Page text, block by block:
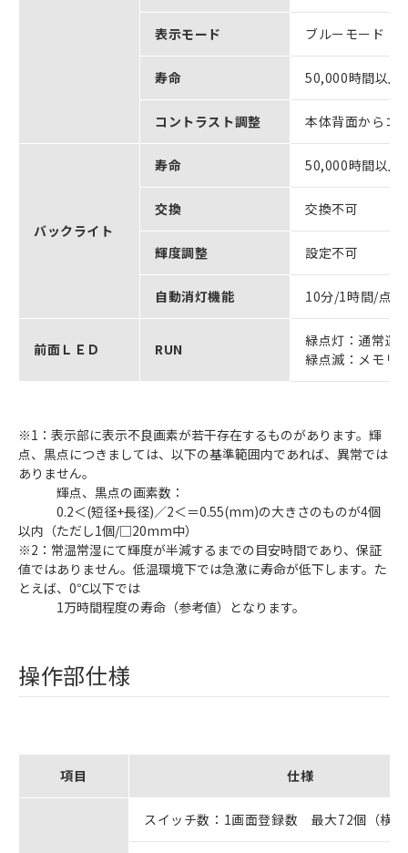
表示モード ブルーモード
寿命 50,000時間以上
コントラスト調整 本体背面からコ
バックライト
寿命 50,000時間以
交換 交換不可
輝度調整 設定不可
自動消灯機能 10分/1時間/点
前面ＬＥＤ RUN
緑点灯：通常運
緑点滅：メモリ
※1：表示部に表示不良画素が若干存在するものがあります。輝
点、黒点につきましては、以下の基準範囲内であれば、異常では
ありません。
輝点、黒点の画素数：
0.2＜(短径+長径)／2＜＝0.55(mm)の大きさのものが4個
以内（ただし1個/□20mm中）
※2：常温常湿にて輝度が半減するまでの目安時間であり、保証
値ではありません。低温環境下では急激に寿命が低下します。た
とえば、0℃以下では
1万時間程度の寿命（参考値）となります。
操作部仕様
項目 仕様
スイッチ数：1画面登録数 最大72個（横